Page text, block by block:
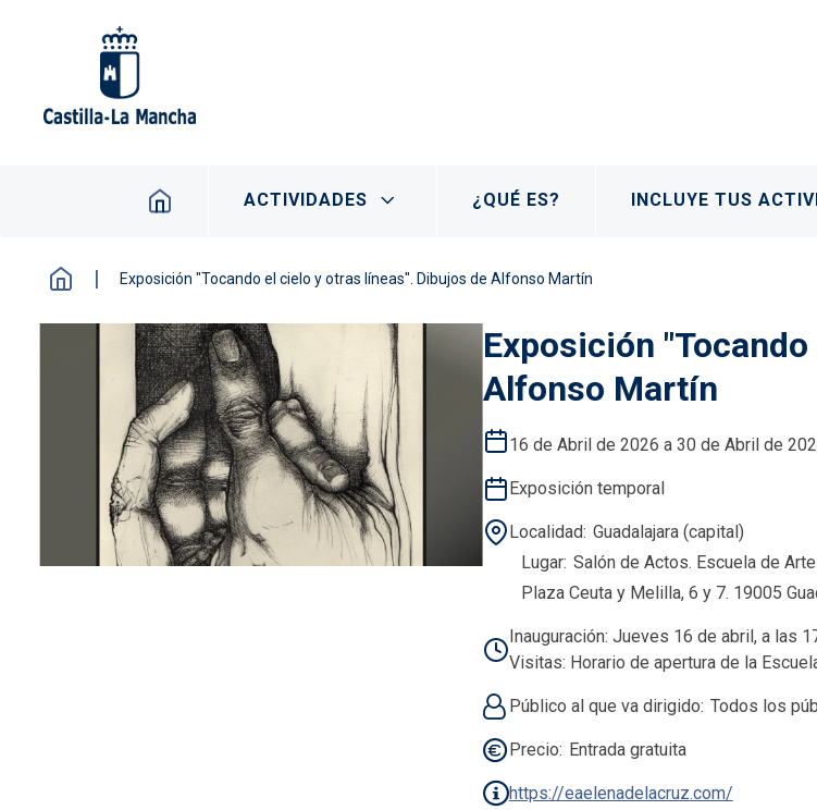
Navegación principal
ACTIVIDADES ¿QUÉ ES? INCLUYE TUS
Exposición "Tocando el cielo y otras líneas". Dibujos de Alfonso Martín
Exposición
Alfonso Martín
16 de Abril de 2026 a 30 de Abril de
Exposición temporal
Localidad Guadalajara (capital)
Lugar Salón de Actos. Escuela de
Plaza Ceuta y Melilla, 6 y 7. 19005
Inauguración: Jueves 16 de abril, a las
Visitas: Horario de apertura de la
Público al que va dirigido Todos los
Precio Entrada gratuita
https://eaelenadelacruz.com/